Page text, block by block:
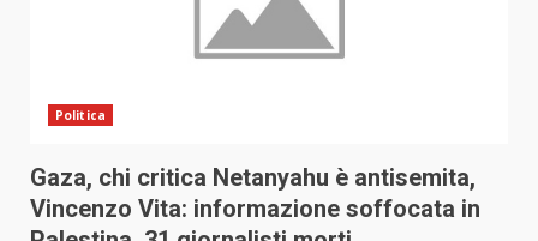
Politica
Gaza, chi critica Netanyahu è antisemita,
Vincenzo Vita: informazione soffocata in